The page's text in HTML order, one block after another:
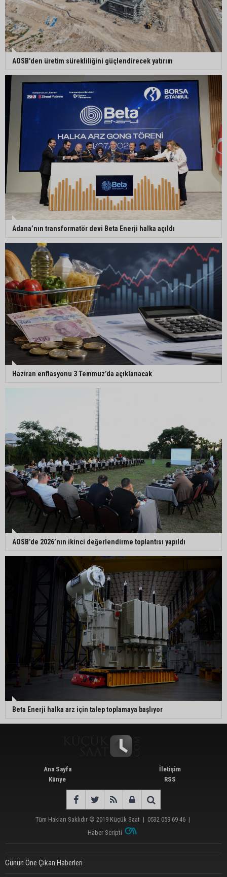
Orhan Bayram’dan AK Parti’ye Yüreğir çıkışı:
“Bizim belediye meclis üyelerimize ne yaptınız?
Siz önce onu anlatın”
Sarıçam’da su ürünlerine yönelik denetimler
sürüyor
Ceyhan’da yangına giden itfaiye aracı devrildi: 3
kişi yaralandı
Çukurova Belediye Başkanı Emrah Kozay
CHP’den ayrıldığını açıkladı
⁠AOSB'den üretim sürekliliğini güçlendirecek yatırım
Adana’nın transformatör devi Beta Enerji halka açıldı
Haziran enflasyonu 3 Temmuz’da açıklanacak
AOSB’de 2026’nın ikinci değerlendirme toplantısı yapıldı
Beta Enerji halka arz için talep toplamaya başlıyor
Ana Sayfa
Künye
İletişim
RSS
Tüm Hakları Saklıdır © 2019 Küçük Saat | 0532 059 69 46 |
Haber Scripti
Günün Öne Çıkan Haberleri